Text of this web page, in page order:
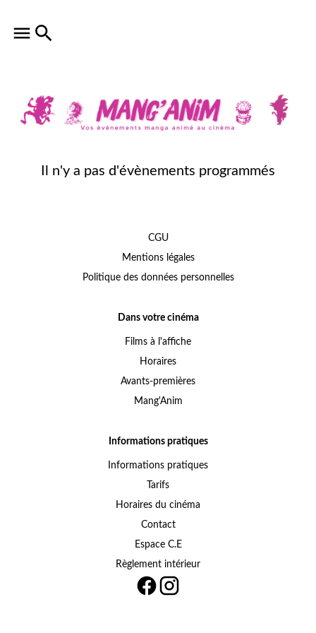
Il n'y a pas d'évènements programmés
CGU
Mentions légales
Politique des données personnelles
Dans votre cinéma
Films à l'affiche
Horaires
Avants-premières
Mang'Anim
Informations pratiques
Informations pratiques
Tarifs
Horaires du cinéma
Contact
Espace C.E
Règlement intérieur